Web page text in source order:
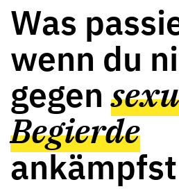
Was
wenn du
gegen
Begierde
ankämpfst